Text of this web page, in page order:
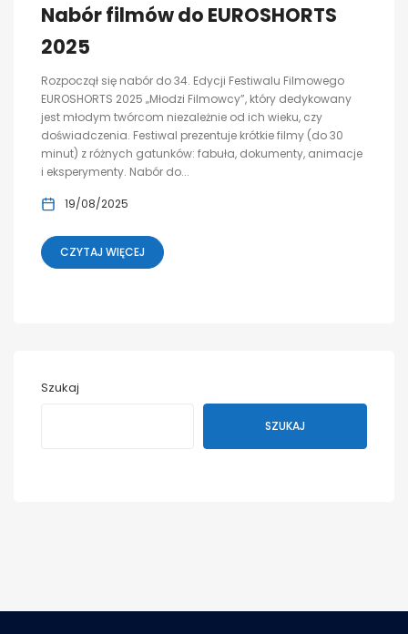
Nabór filmów do EUROSHORTS
2025
Rozpoczął się nabór do 34. Edycji Festiwalu Filmowego
EUROSHORTS 2025 „Młodzi Filmowcy”, który dedykowany
jest młodym twórcom niezależnie od ich wieku, czy
doświadczenia. Festiwal prezentuje krótkie filmy (do 30
minut) z różnych gatunków: fabuła, dokumenty, animacje
i eksperymenty. Nabór do...
19/08/2025
CZYTAJ WIĘCEJ
Szukaj
SZUKAJ